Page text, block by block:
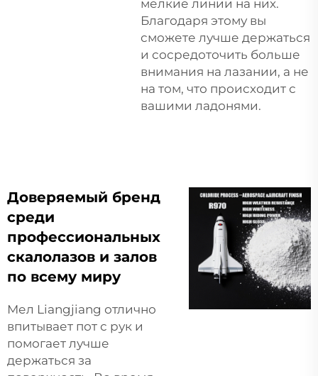
мелкие линии на них.
Благодаря этому вы
сможете лучше держаться
и сосредоточить больше
внимания на лазании, а не
на том, что происходит с
вашими ладонями.
Доверяемый бренд
среди
профессиональных
скалолазов и залов
по всему миру
Мел Liangjiang отлично
впитывает пот с рук и
помогает лучше
держаться за